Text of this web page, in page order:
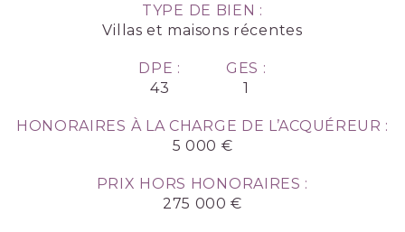
TYPE DE BIEN :
Villas et maisons récentes
DPE :
43
GES :
1
HONORAIRES À LA CHARGE DE L’ACQUÉREUR :
5 000 €
PRIX HORS HONORAIRES :
275 000 €